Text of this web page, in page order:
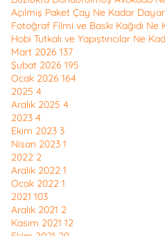
Açılmış Paket Çay Ne Kadar
Fotoğraf Filmi ve Baskı Kağıdı Ne
Hobi Tutkalı ve Yapıştırıcılar Ne
Mart 2026 137
Şubat 2026 195
Ocak 2026 164
2025 4
Aralık 2025 4
2023 4
Ekim 2023 3
Nisan 2023 1
2022 2
Aralık 2022 1
Ocak 2022 1
2021 103
Aralık 2021 2
Kasım 2021 12